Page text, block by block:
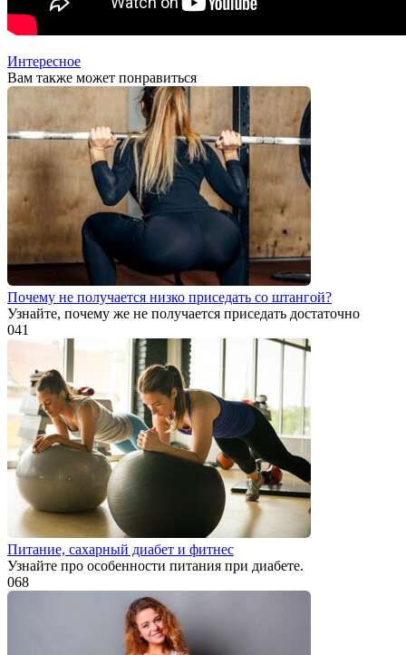
Интересное
Вам также может понравиться
Почему не получается низко приседать со штангой?
Узнайте, почему же не получается приседать достаточно
041
Питание, сахарный диабет и фитнес
Узнайте про особенности питания при диабете.
068